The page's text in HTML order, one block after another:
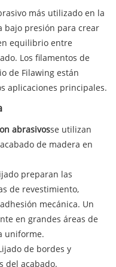
más utilizado en la
bajo presión para crear
equilibrio entre
Los filamentos de
de Filawing están
aplicaciones principales.
abrasivosse utilizan
de madera en
preparan las
de revestimiento,
mecánica. Un
en grandes áreas de
uniforme.
de bordes y
del acabado.